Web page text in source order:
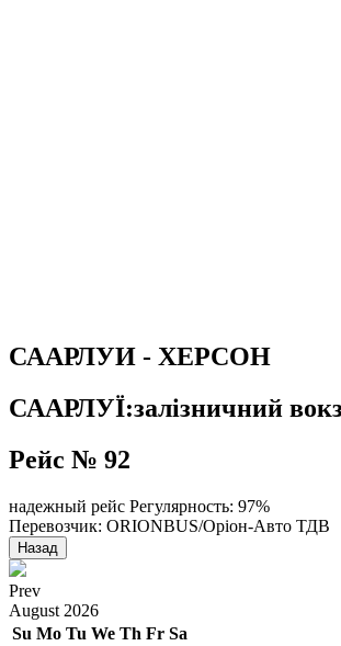
СААРЛУИ - ХЕРСОН
СААРЛУЇ:залізничний
Рейс № 92
надежный рейс Регулярность: 97%
Перевозчик: ORIONBUS/Оріон-Авто ТДВ
Назад
Prev
August 2026
Su Mo Tu We Th Fr Sa